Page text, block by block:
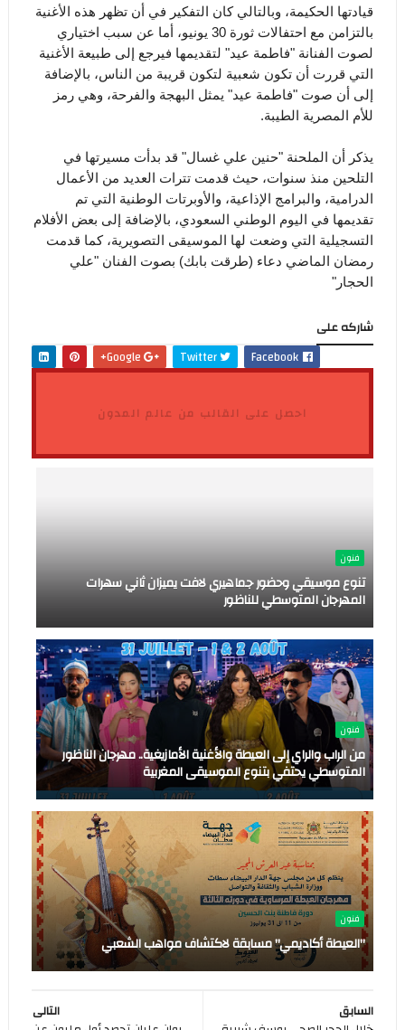
قيادتها الحكيمة، وبالتالي كان التفكير في أن تظهر هذه الأغنية
بالتزامن مع احتفالات ثورة 30 يونيو، أما عن سبب اختياري
لصوت الفنانة "فاطمة عيد" لتقديمها فيرجع إلى طبيعة الأغنية
التي قررت أن تكون شعبية لتكون قريبة من الناس، بالإضافة
إلى أن صوت "فاطمة عيد" يمثل البهجة والفرحة، وهي رمز
للأم المصرية الطيبة.
يذكر أن الملحنة "حنين علي غسال" قد بدأت مسيرتها في
التلحين منذ سنوات، حيث قدمت تترات العديد من الأعمال
الدرامية، والبرامج الإذاعية، والأوبرتات الوطنية التي تم
تقديمها في اليوم الوطني السعودي، بالإضافة إلى بعض الأفلام
التسجيلية التي وضعت لها الموسيقى التصويرية، كما قدمت
رمضان الماضي دعاء (طرقت بابك) بصوت الفنان "علي
الحجار"
شاركه على
Facebook
Twitter
احصل على القالب من عالم المدون
فنون
تنوع موسيقي وحضور جماهيري لافت يميزان ثاني سهرات
المهرجان المتوسطي للناظور
فنون
من الراب والراي إلى العيطة والأغنية الأمازيغية.. مهرجان الناظور
المتوسطي يحتفي بتنوع الموسيقى المغربية
فنون
"العيطة أكاديمي" مسابقة لاكتشاف مواهب الشعبي
التالى
السابق